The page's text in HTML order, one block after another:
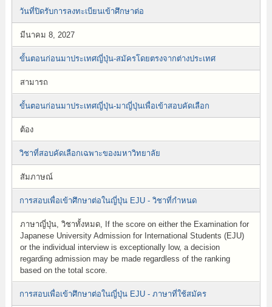
วันที่ปิดรับการลงทะเบียนเข้าศึกษาต่อ
มีนาคม 8, 2027
ขั้นตอนก่อนมาประเทศญี่ปุ่น-สมัครโดยตรงจากต่างประเทศ
สามารถ
ขั้นตอนก่อนมาประเทศญี่ปุ่น-มาญี่ปุ่นเพื่อเข้าสอบคัดเลือก
ต้อง
วิชาที่สอบคัดเลือกเฉพาะของมหาวิทยาลัย
สัมภาษณ์
การสอบเพื่อเข้าศึกษาต่อในญี่ปุ่น EJU - วิชาที่กำหนด
ภาษาญี่ปุ่น, วิชาทั้งหมด, If the score on either the Examination for
Japanese University Admission for International Students (EJU)
or the individual interview is exceptionally low, a decision
regarding admission may be made regardless of the ranking
based on the total score.
การสอบเพื่อเข้าศึกษาต่อในญี่ปุ่น EJU - ภาษาที่ใช้สมัคร